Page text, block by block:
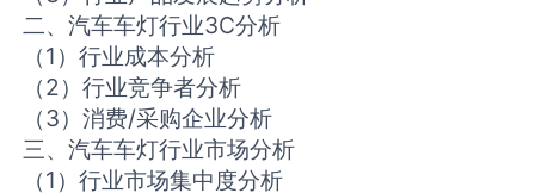
二、汽车车灯行业3C分析
（1）行业成本分析
（2）行业竞争者分析
（3）消费/采购企业分析
三、汽车车灯行业市场分析
（1）行业市场集中度分析